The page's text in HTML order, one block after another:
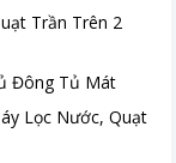
Trần Trên 2
Đông Tủ Mát
Lọc Nước, Quạt